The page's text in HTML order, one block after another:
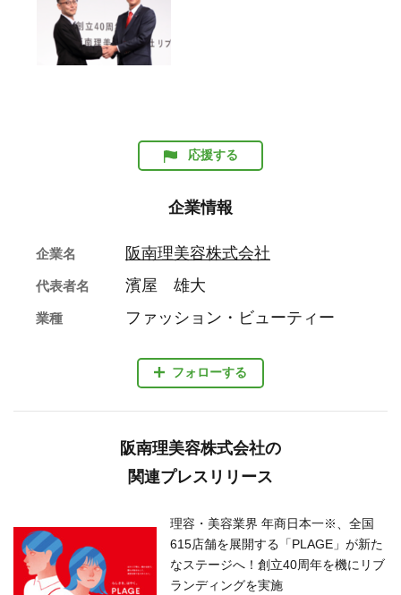
応援する
企業情報
フォローする
企業名 阪南理美容株式会社
代表者名 濱屋 雄大
業種 ファッション・ビューティー
阪南理美容株式会社の
関連プレスリリース
理容・美容業界 年商日本一※、全国
615店舗を展開する「PLAGE」が新た
なステージへ！創立40周年を機にリブ
ランディングを実施